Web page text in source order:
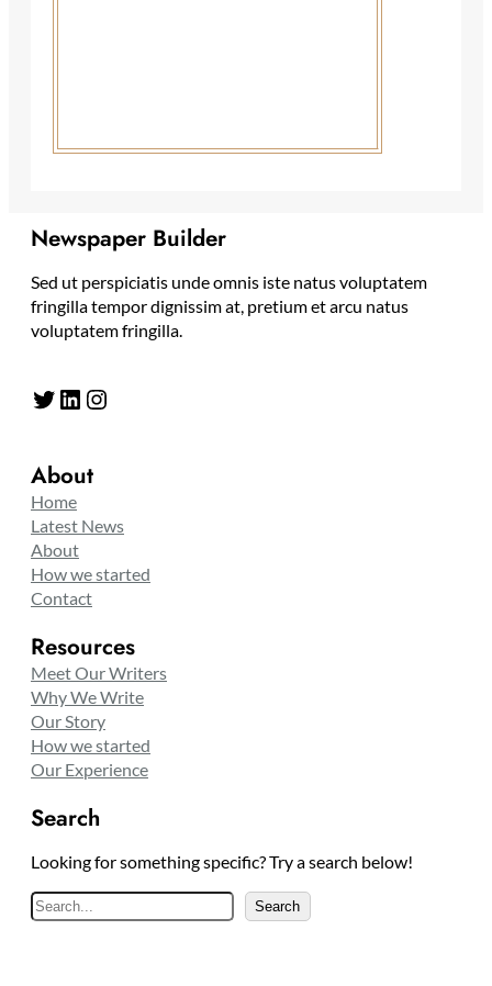
Newspaper Builder
Sed ut perspiciatis unde omnis iste natus voluptatem
fringilla tempor dignissim at, pretium et arcu natus
voluptatem fringilla.
Twitter LinkedIn Instagram
About
Home
Latest News
About
How we started
Contact
Resources
Meet Our Writers
Why We Write
Our Story
How we started
Our Experience
Search
Looking for something specific? Try a search below!
e
Search